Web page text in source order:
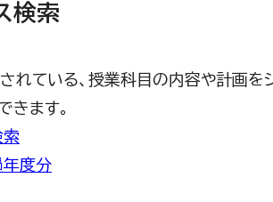
検索
れている、授業科目の内容や計画を
きます。
索
年度分